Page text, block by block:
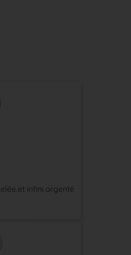
et infini argenté